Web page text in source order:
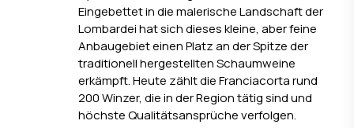
Eingebettet in die malerische Landschaft der
Lombardei hat sich dieses kleine, aber feine
Anbaugebiet einen Platz an der Spitze der
traditionell hergestellten Schaumweine
erkämpft. Heute zählt die Franciacorta rund
200 Winzer, die in der Region tätig sind und
höchste Qualitätsansprüche verfolgen.